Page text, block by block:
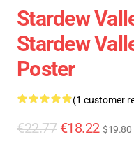
Stardew
Stardew
Poster
(1 customer
€22.77 €18.22 $19.80